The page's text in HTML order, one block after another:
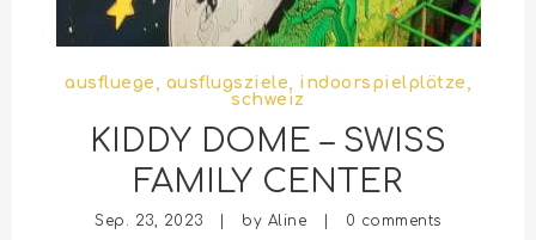
ausfluege , ausflugsziele, indoorspielplätze ,
schweiz
KIDDY DOME – SWISS
FAMILY CENTER
Sep. 23, 2023 | by Aline 0 comments